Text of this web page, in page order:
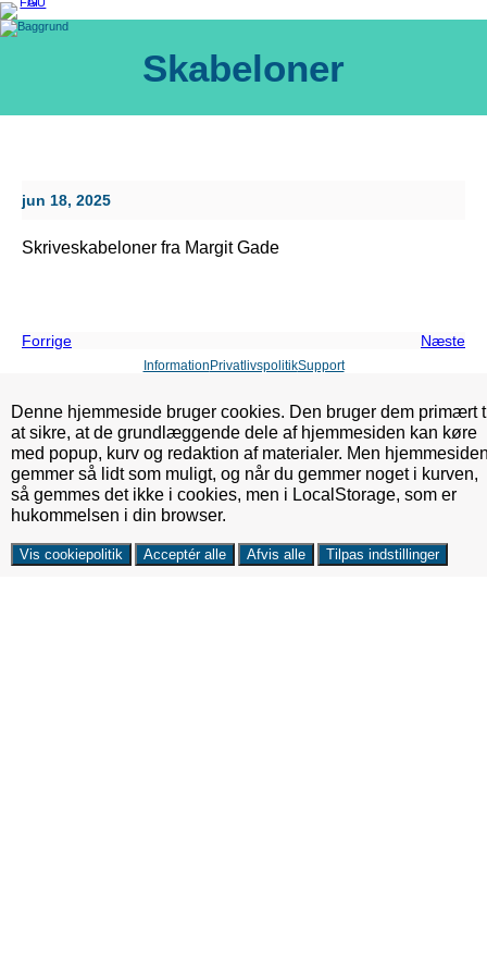
Spring
til
indhold
Skabeloner
jun 18, 2025
Skriveskabeloner fra Margit Gade
Forrige Næste
Information PrivatlivspolitikSupport
Denne hjemmeside bruger cookies. Den bruger dem primært
at sikre, at de grundlæggende dele af hjemmesiden kan køre
med popup, kurv og redaktion af materialer. Men
gemmer så lidt som muligt, og når du gemmer noget i kurven,
så gemmes det ikke i cookies, men i LocalStorage, som er
hukommelsen i din browser.
Vis cookiepolitik Acceptér alle Afvis alle Tilpas indstillinger